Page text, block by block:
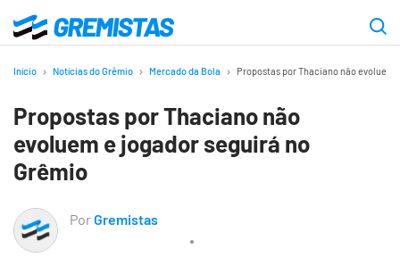
para
principal
Gremistas
Início Notícias do Grêmio Mercado da Bola Propostas por Thaciano não evoluem
Propostas por Thaciano não
evoluem e jogador seguirá no
Grêmio
PorGremistas